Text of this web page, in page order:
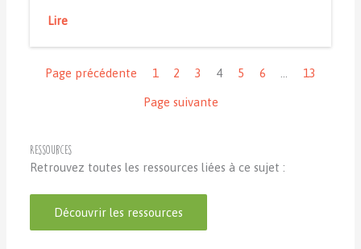
Lire
Page précédente
1 2 3 4 5 6 13
Page suivante
Ressources
Retrouvez toutes les ressources liées à ce sujet :
Découvrir les ressources